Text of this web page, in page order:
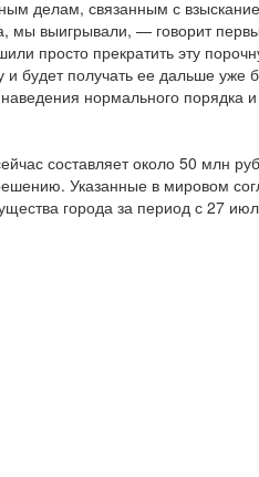
делам, связанным с
выигрывали, — говорит
прекратить эту
будет получать ее дальше уже
нормального порядка
составляет около 50 млн
Указанные в мировом
города за период с 27